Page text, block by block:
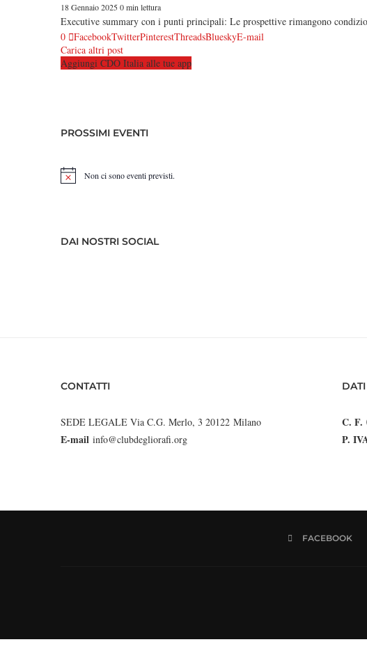
18 Gennaio 20250 min lettura
Executive summary con i punti principali: Le prospettive rimangono
0
FacebookTwitterPinterestThreadsBlueskyE-mail
Carica altri post
Aggiungi CDO Italia alle tue app
PROSSIMI EVENTI
Notice Non ci sono eventi previsti.
DAI NOSTRI SOCIAL
CONTATTI
SEDE LEGALE Via C.G. Merlo, 3 20122 Milano
E-mail info@clubdegliorafi.org
C. F.
P.
FACEBOOK